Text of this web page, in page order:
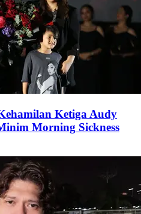
Ketiga Audy
Morning Sickness